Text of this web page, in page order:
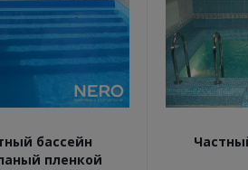
бассейн
пленкой